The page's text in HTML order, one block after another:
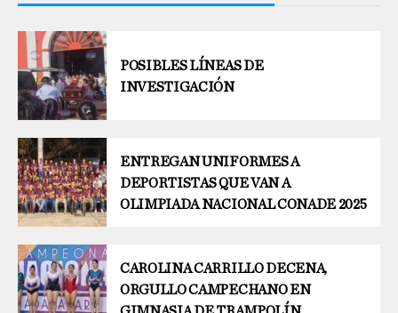
POSIBLES LÍNEAS DE
INVESTIGACIÓN
ENTREGAN UNIFORMES A
DEPORTISTAS QUE VAN A
OLIMPIADA NACIONAL CONADE 2025
CAROLINA CARRILLO DECENA,
ORGULLO CAMPECHANO EN